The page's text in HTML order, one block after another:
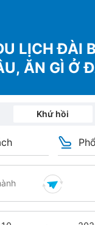
LỊCH ĐÀI
ĂN GÌ Ở
Khứ hồi